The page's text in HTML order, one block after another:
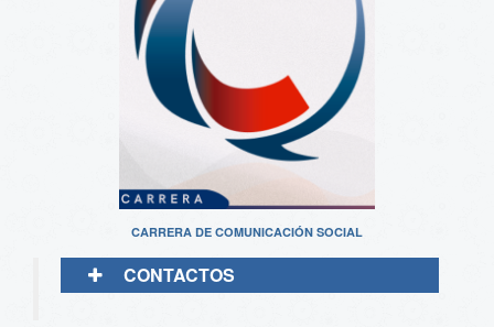
CARRERA DE COMUNICACIÓN SOCIAL
CONTACTOS